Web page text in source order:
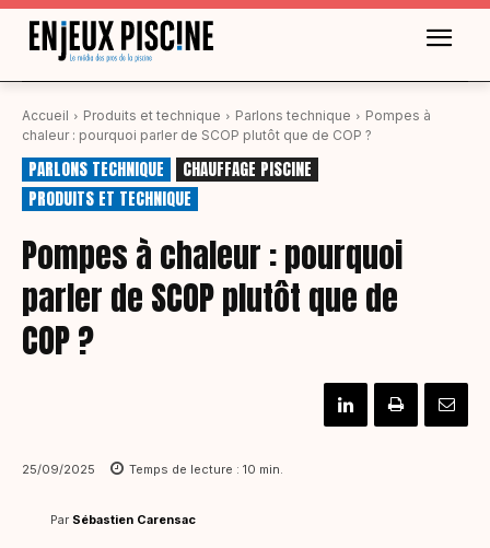
Accueil Produits et technique Parlons technique
Pompes à
chaleur : pourquoi parler de SCOP plutôt que de COP ?
PARLONS TECHNIQUE
CHAUFFAGE PISCINE
PRODUITS ET TECHNIQUE
Pompes à chaleur : pourquoi
parler de SCOP plutôt que de
COP ?
25/09/2025 Temps de lecture : 10 min.
Par Sébastien Carensac